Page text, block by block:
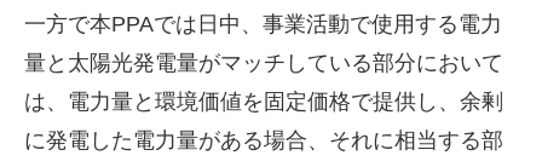
一方で本PPAでは日中、事業活動で使用する電力
量と太陽光発電量がマッチしている部分において
は、電力量と環境価値を固定価格で提供し、余剰
に発電した電力量がある場合、それに相当する部